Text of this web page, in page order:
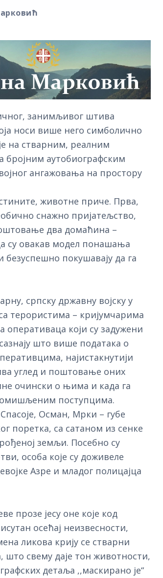
занимљивог штива
носи више него симболично
на стварним, реалним
бројним аутобиографским
ангажовања на простору
животне приче. Прва,
снажно пријатељство,
два домаћина –
су овакав модел понашања
безуспешно покушавају да га
српску државну војску у
терористима – кријумчарима
оперативаца који су задужени
што више података о
најистакнутији
углед и поштовање оних
очински о њима и када га
поступцима.
Осман, Мрки – губе
поретка, са сатаном из сенке
земљи. Посебно су
особа које су доживеле
Азре и младог полицајца
прозе јесу оне које код
осећај неизвесности,
ликова крију се стварни
што свему даје тон животности,
детаља ,,маскирано је“